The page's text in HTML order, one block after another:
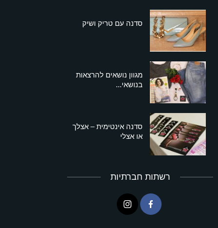
סדנה עם טריק ושיק
מגוון נושאים להרצאות
בנושאי...
סדנה אינטימית – אצלך
או אצלי
רשתות חברתיות